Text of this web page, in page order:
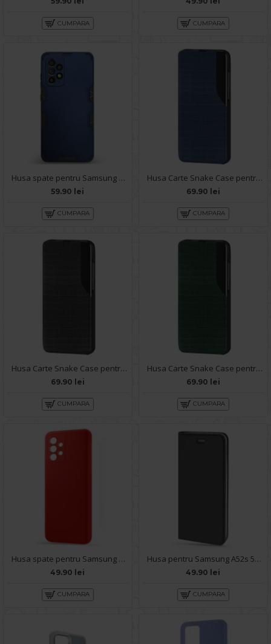
CUMPARA CUMPARA
Husa spate pentru Samsung Galaxy A52s 5G - Mantis Case Albastru / Negru
59.90 lei
CUMPARA
Husa Carte Snake Case pentru Samsung Galaxy A52s 5G - Albastru
69.90 lei
CUMPARA
Husa Carte Snake Case pentru Samsung Galaxy A52s 5G - Negru
69.90 lei
CUMPARA
Husa Carte Snake Case pentru Samsung Galaxy A52s 5G - Verde
69.90 lei
CUMPARA
Husa spate pentru Samsung A52s 5G - Silicon Line Rosu
49.90 lei
CUMPARA
Husa pentru Samsung A52s 5G - Carte X-Power Negru
49.90 lei
CUMPARA